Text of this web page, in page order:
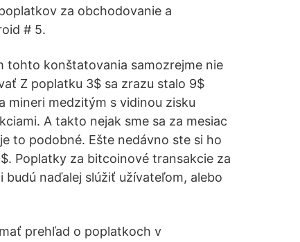
za obchodovanie a
# 5.
tohto konštatovania samozrejme nie
Z poplatku 3$ sa zrazu stalo 9$
mineri medzitým s vidinou zisku
A takto nejak sme sa za mesiac
to podobné. Ešte nedávno ste si ho
Poplatky za bitcoinové transakcie za
naďalej slúžiť užívateľom, alebo
prehľad o poplatkoch v